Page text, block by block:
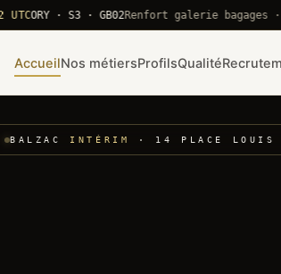
· S3 · GB02 Renfort galerie bagages · +4
AccueilNos métiersProfilsQualité
BALZAC INTÉRIM · 14 PLACE